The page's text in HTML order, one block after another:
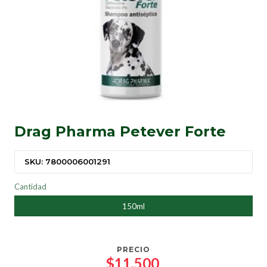
Drag Pharma Petever Forte
SKU: 7800006001291
Cantidad
150ml
PRECIO
$11.500